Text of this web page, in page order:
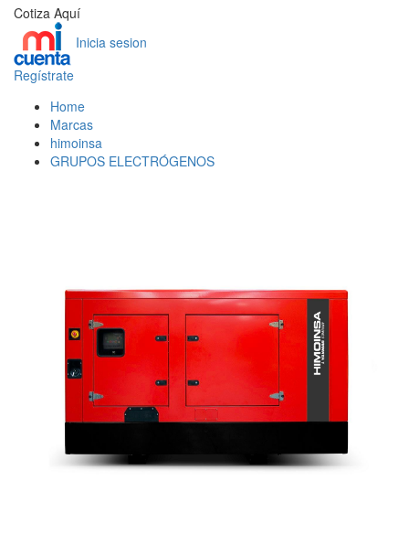
Cotiza Aquí
Inicia sesion
Regístrate
Home
Marcas
himoinsa
GRUPOS ELECTRÓGENOS